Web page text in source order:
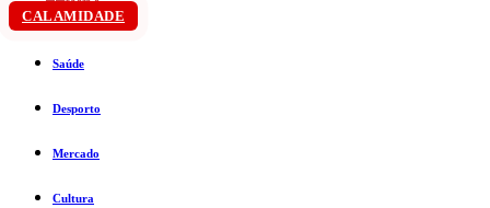
CALAMIDADE
Saúde
Desporto
Mercado
Cultura